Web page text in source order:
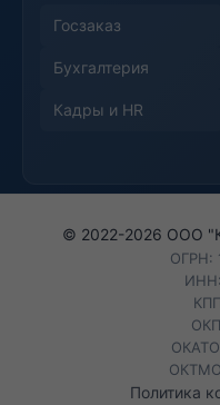
Госзаказ
Бухгалтерия
Кадры и HR
© 2022-2026 ООО
ОГРН:
Политика